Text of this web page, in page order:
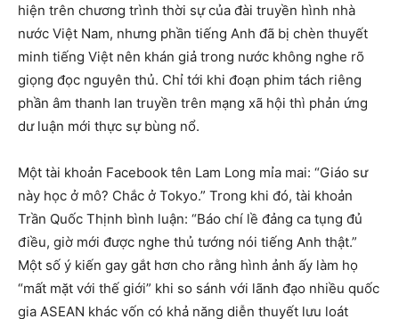
hiện trên chương trình thời sự của đài truyền hình nhà
nước Việt Nam, nhưng phần tiếng Anh đã bị chèn thuyết
minh tiếng Việt nên khán giả trong nước không nghe rõ
giọng đọc nguyên thủ. Chỉ tới khi đoạn phim tách riêng
phần âm thanh lan truyền trên mạng xã hội thì phản ứng
dư luận mới thực sự bùng nổ.
Một tài khoản Facebook tên Lam Long mỉa mai: “Giáo sư
này học ở mô? Chắc ở Tokyo.” Trong khi đó, tài khoản
Trần Quốc Thịnh bình luận: “Báo chí lề đảng ca tụng đủ
điều, giờ mới được nghe thủ tướng nói tiếng Anh thật.”
Một số ý kiến gay gắt hơn cho rằng hình ảnh ấy làm họ
“mất mặt với thế giới” khi so sánh với lãnh đạo nhiều quốc
gia ASEAN khác vốn có khả năng diễn thuyết lưu loát